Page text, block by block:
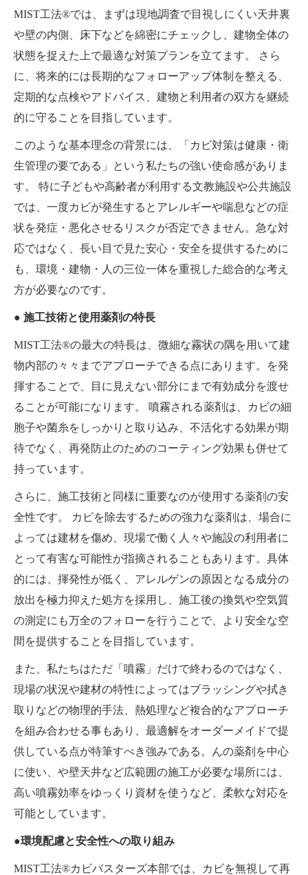
MIST工法®では、まずは現地調査で目視しにくい天井裏
や壁の内側、床下などを綿密にチェックし、建物全体の
状態を捉えた上で最適な対策プランを立てます。 さら
に、将来的には長期的なフォローアップ体制を整える、
定期的な点検やアドバイス、建物と利用者の双方を継続
的に守ることを目指しています。
このような基本理念の背景には、「カビ対策は健康・衛
生管理の要である」という私たちの強い使命感がありま
す。 特に子どもや高齢者が利用する文教施設や公共施設
では、一度カビが発生するとアレルギーや喘息などの症
状を発症・悪化させるリスクが否定できません。急な対
応ではなく、長い目で見た安心・安全を提供するために
も、環境・建物・人の三位一体を重視した総合的な考え
方が必要なのです。
● 施工技術と使用薬剤の特長
MIST工法®の最大の特長は、微細な霧状の隅を用いて建
物内部の々々までアプローチできる点にあります。を発
揮することで、目に見えない部分にまで有効成分を渡せ
ることが可能になります。 噴霧される薬剤は、カビの細
胞子や菌糸をしっかりと取り込み、不活化する効果が期
待でなく、再発防止のためのコーティング効果も併せて
持っています。
さらに、施工技術と同様に重要なのが使用する薬剤の安
全性です。 カビを除去するための強力な薬剤は、場合に
よっては建材を傷め、現場で働く人々や施設の利用者に
とって有害な可能性が指摘されることもあります。具体
的には、揮発性が低く、アレルゲンの原因となる成分の
放出を極力抑えた処方を採用し、施工後の換気や空気質
の測定にも万全のフォローを行うことで、より安全な空
間を提供することを目指しています。
また、私たちはただ「噴霧」だけで終わるのではなく、
現場の状況や建材の特性によってはブラッシングや拭き
取りなどの物理的手法、熱処理など複合的なアプローチ
を組み合わせる事もあり、最適解をオーダーメイドで提
供している点が特筆すべき強みである。んの薬剤を中心
に使い、や壁天井など広範囲の施工が必要な場所には、
高い噴霧効率をゆっくり資材を使うなど、柔軟な対応を
可能としています。
●環境配慮と安全性への取り組み
MIST工法®カビバスターズ本部では、カビを無視して再